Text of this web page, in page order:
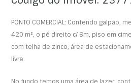
PONTO COMERCIAL: Contendo galpão,
420 m², o pé direito c/ 6m, piso em
com telha de zinco, área de
livre.